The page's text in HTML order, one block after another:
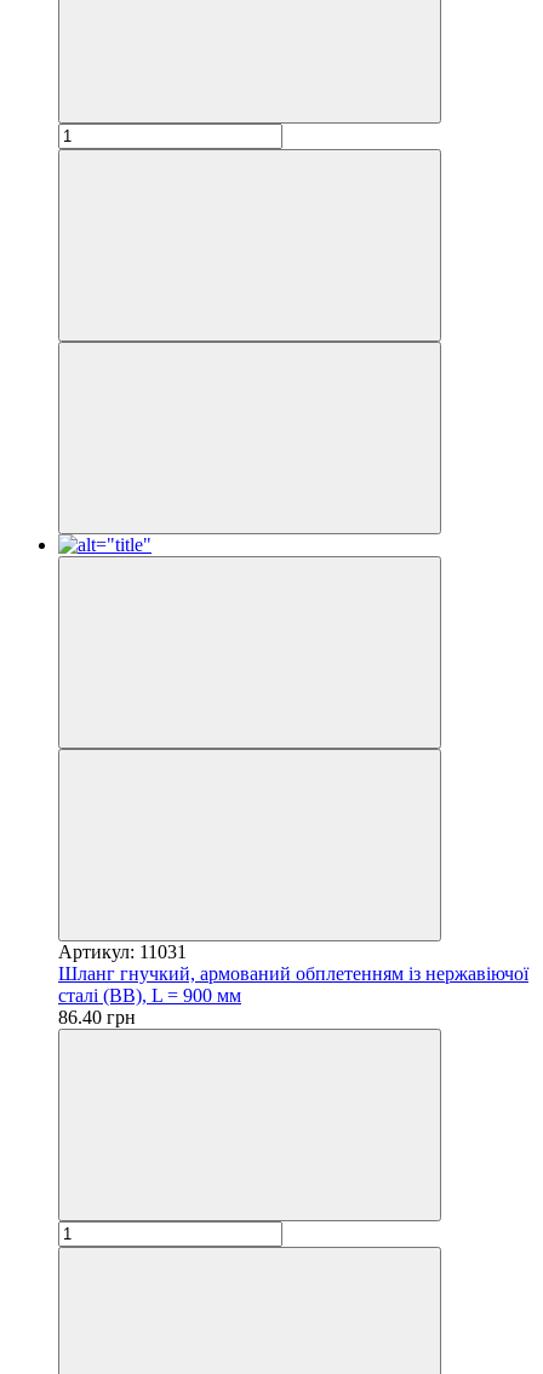
Артикул: 11031
Шланг гнучкий, армований обплетенням із нержавіючої
сталі (ВВ), L = 900 мм
86.40 грн